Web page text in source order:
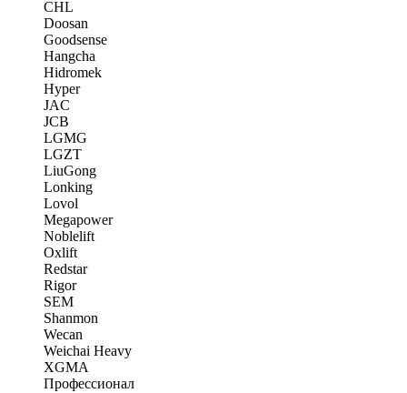
CHL
Doosan
Goodsense
Hangcha
Hidromek
Hyper
JAC
JCB
LGMG
LGZT
LiuGong
Lonking
Lovol
Megapower
Noblelift
Oxlift
Redstar
Rigor
SEM
Shanmon
Wecan
Weichai Heavy
XGMA
Профессионал